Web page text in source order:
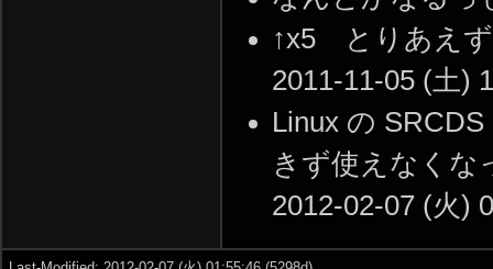
↑x5 とりあえず
2011-11-05 (土)
Linux の
きず使えなくな
2012-02-07 (火)